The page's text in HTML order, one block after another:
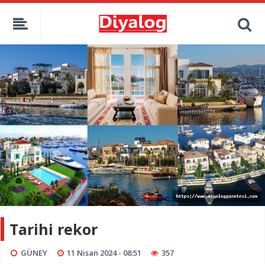
Tarihi rekor
GÜNEY 11 Nisan 2024 - 08:51 357